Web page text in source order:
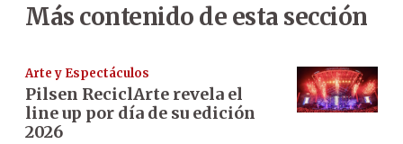
Más contenido de esta sección
Arte y Espectáculos
Pilsen ReciclArte revela el
line up por día de su edición
2026